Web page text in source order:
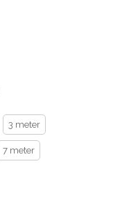
3 meter
7 meter